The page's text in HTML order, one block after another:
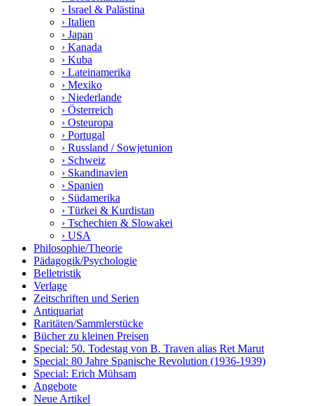
› Israel & Palästina
› Italien
› Japan
› Kanada
› Kuba
› Lateinamerika
› Mexiko
› Niederlande
› Österreich
› Osteuropa
› Portugal
› Russland / Sowjetunion
› Schweiz
› Skandinavien
› Spanien
› Südamerika
› Türkei & Kurdistan
› Tschechien & Slowakei
› USA
Philosophie/Theorie
Pädagogik/Psychologie
Belletristik
Verlage
Zeitschriften und Serien
Antiquariat
Raritäten/Sammlerstücke
Bücher zu kleinen Preisen
Special: 50. Todestag von B. Traven alias Ret Marut
Special: 80 Jahre Spanische Revolution (1936-1939)
Special: Erich Mühsam
Angebote
Neue Artikel